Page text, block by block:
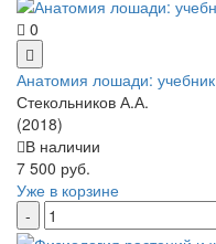
0
Анатомия лошади: учебник
Стекольников А.А.
(2018)
В наличии
7 500 руб.
Уже в корзине